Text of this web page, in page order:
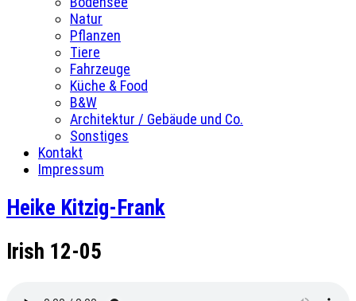
Natur
Pflanzen
Tiere
Fahrzeuge
Küche & Food
B&W
Architektur / Gebäude und Co.
Sonstiges
Kontakt
Impressum
Heike Kitzig-Frank
Irish 12-05